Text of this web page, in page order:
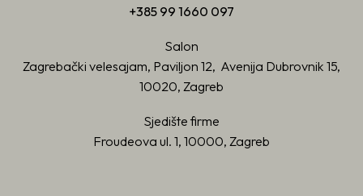
+385 99 1660 097
Salon
Zagrebački velesajam, Paviljon 12, Avenija Dubrovnik 15,
10020, Zagreb
Sjedište firme
Froudeova ul. 1, 10000, Zagreb